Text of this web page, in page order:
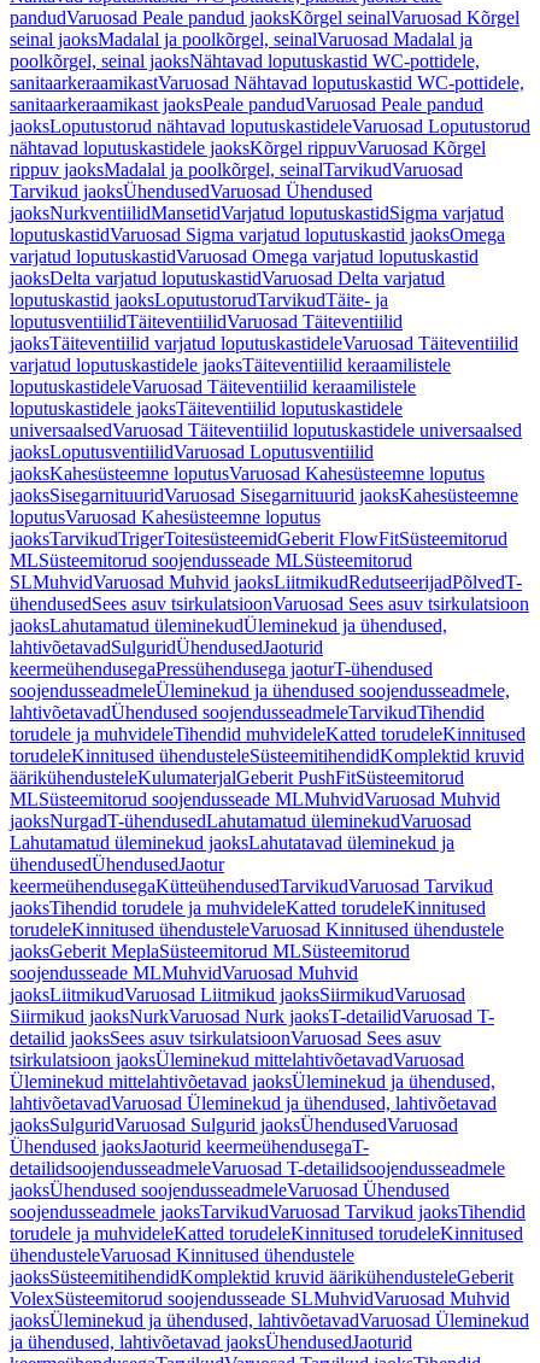
pandudVaruosad Peale pandud jaoksKõrgel seinalVaruosad Kõrgel
seinal jaoksMadalal ja poolkõrgel, seinalVaruosad Madalal ja
poolkõrgel, seinal jaoksNähtavad loputuskastid WC-pottidele,
sanitaarkeraamikastVaruosad Nähtavad loputuskastid WC-pottidele,
sanitaarkeraamikast jaoksPeale pandudVaruosad Peale pandud
jaoksLoputustorud nähtavad loputuskastideleVaruosad Loputustorud
nähtavad loputuskastidele jaoksKõrgel rippuvVaruosad Kõrgel
rippuv jaoksMadalal ja poolkõrgel, seinalTarvikudVaruosad
Tarvikud jaoksÜhendusedVaruosad Ühendused
jaoksNurkventiilidMansetidVarjatud loputuskastidSigma varjatud
loputuskastidVaruosad Sigma varjatud loputuskastid jaoksOmega
varjatud loputuskastidVaruosad Omega varjatud loputuskastid
jaoksDelta varjatud loputuskastidVaruosad Delta varjatud
loputuskastid jaoksLoputustorudTarvikudTäite- ja
loputusventiilidTäiteventiilidVaruosad Täiteventiilid
jaoksTäiteventiilid varjatud loputuskastideleVaruosad Täiteventiilid
varjatud loputuskastidele jaoksTäiteventiilid keraamilistele
loputuskastideleVaruosad Täiteventiilid keraamilistele
loputuskastidele jaoksTäiteventiilid loputuskastidele
universaalsedVaruosad Täiteventiilid loputuskastidele universaalsed
jaoksLoputusventiilidVaruosad Loputusventiilid
jaoksKahesüsteemne loputusVaruosad Kahesüsteemne loputus
jaoksSisegarnituuridVaruosad Sisegarnituurid jaoksKahesüsteemne
loputusVaruosad Kahesüsteemne loputus
jaoksTarvikudTrigerToitesüsteemidGeberit FlowFitSüsteemitorud
MLSüsteemitorud soojendusseade MLSüsteemitorud
SLMuhvidVaruosad Muhvid jaoksLiitmikudRedutseerijadPõlvedT-
ühendusedSees asuv tsirkulatsioonVaruosad Sees asuv tsirkulatsioon
jaoksLahutamatud üleminekudÜleminekud ja ühendused,
lahtivõetavadSulguridÜhendusedJaoturid
keermeühendusegaPressühendusega jaoturT-ühendused
soojendusseadmeleÜleminekud ja ühendused soojendusseadmele,
lahtivõetavadÜhendused soojendusseadmeleTarvikudTihendid
torudele ja muhvideleTihendid muhvideleKatted torudeleKinnitused
torudeleKinnitused ühendusteleSüsteemitihendidKomplektid kruvid
äärikühendusteleKulumaterjalGeberit PushFitSüsteemitorud
MLSüsteemitorud soojendusseade MLMuhvidVaruosad Muhvid
jaoksNurgadT-ühendusedLahutamatud üleminekudVaruosad
Lahutamatud üleminekud jaoksLahutatavad üleminekud ja
ühendusedÜhendusedJaotur
keermeühendusegaKütteühendusedTarvikudVaruosad Tarvikud
jaoksTihendid torudele ja muhvideleKatted torudeleKinnitused
torudeleKinnitused ühendusteleVaruosad Kinnitused ühendustele
jaoksGeberit MeplaSüsteemitorud MLSüsteemitorud
soojendusseade MLMuhvidVaruosad Muhvid
jaoksLiitmikudVaruosad Liitmikud jaoksSiirmikudVaruosad
Siirmikud jaoksNurkVaruosad Nurk jaoksT-detailidVaruosad T-
detailid jaoksSees asuv tsirkulatsioonVaruosad Sees asuv
tsirkulatsioon jaoksÜleminekud mittelahtivõetavadVaruosad
Üleminekud mittelahtivõetavad jaoksÜleminekud ja ühendused,
lahtivõetavadVaruosad Üleminekud ja ühendused, lahtivõetavad
jaoksSulguridVaruosad Sulgurid jaoksÜhendusedVaruosad
Ühendused jaoksJaoturid keermeühendusegaT-
detailidsoojendusseadmeleVaruosad T-detailidsoojendusseadmele
jaoksÜhendused soojendusseadmeleVaruosad Ühendused
soojendusseadmele jaoksTarvikudVaruosad Tarvikud jaoksTihendid
torudele ja muhvideleKatted torudeleKinnitused torudeleKinnitused
ühendusteleVaruosad Kinnitused ühendustele
jaoksSüsteemitihendidKomplektid kruvid äärikühendusteleGeberit
VolexSüsteemitorud soojendusseade SLMuhvidVaruosad Muhvid
jaoksÜleminekud ja ühendused, lahtivõetavadVaruosad Üleminekud
ja ühendused, lahtivõetavad jaoksÜhendusedJaoturid